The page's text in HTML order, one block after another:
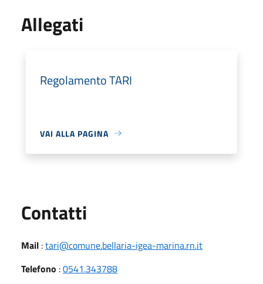
Allegati
Regolamento TARI
VAI ALLA PAGINA
Contatti
Mail :tari@comune.bellaria-igea-marina.rn.it
Telefono :0541.343788